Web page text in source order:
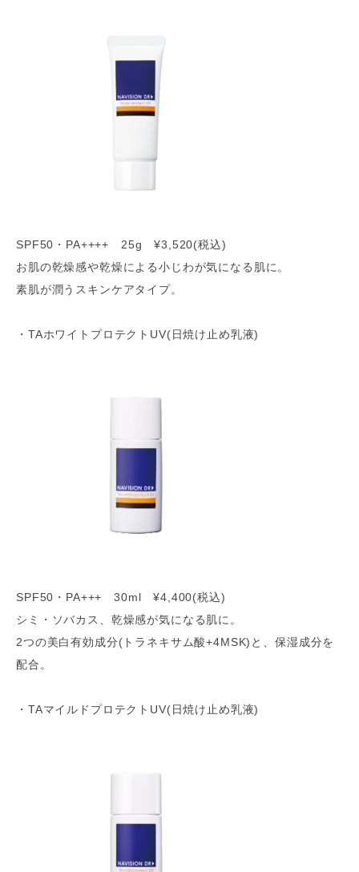
SPF50・PA++++ 25g ¥3,520(税込)
お肌の乾燥感や乾燥による小じわが気になる肌に。
素肌が潤うスキンケアタイプ。
・TAホワイトプロテクトUV(日焼け止め乳液)
SPF50・PA+++ 30ml ¥4,400(税込)
シミ・ソバカス、乾燥感が気になる肌に。
2つの美白有効成分(トラネキサム酸+4MSK)と、保湿成分を
配合。
・TAマイルドプロテクトUV(日焼け止め乳液)